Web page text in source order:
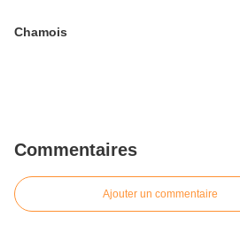
Chamois
Commentaires
Ajouter un commentaire